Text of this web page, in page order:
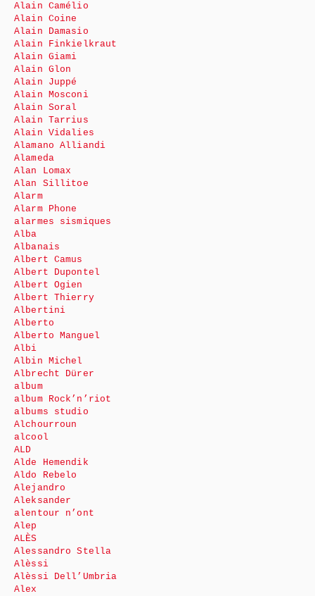
Alain Camélio
Alain Coine
Alain Damasio
Alain Finkielkraut
Alain Giami
Alain Glon
Alain Juppé
Alain Mosconi
Alain Soral
Alain Tarrius
Alain Vidalies
Alamano Alliandi
Alameda
Alan Lomax
Alan Sillitoe
Alarm
Alarm Phone
alarmes sismiques
Alba
Albanais
Albert Camus
Albert Dupontel
Albert Ogien
Albert Thierry
Albertini
Alberto
Alberto Manguel
Albi
Albin Michel
Albrecht Dürer
album
album Rock’n’riot
albums studio
Alchourroun
alcool
ALD
Alde Hemendik
Aldo Rebelo
Alejandro
Aleksander
alentour n’ont
Alep
ALÈS
Alessandro Stella
Alèssi
Alèssi Dell’Umbria
Alex